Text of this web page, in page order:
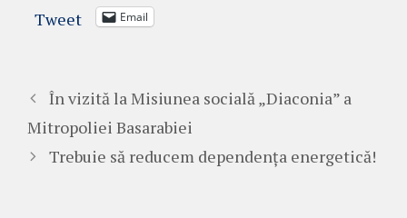
Tweet Email
În vizită la Misiunea socială „Diaconia” a
Mitropoliei Basarabiei
Trebuie să reducem dependența energetică!